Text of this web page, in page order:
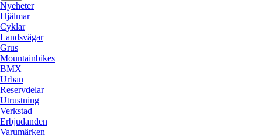
Nyeheter
Hjälmar
Cyklar
Landsvägar
Grus
Mountainbikes
BMX
Urban
Reservdelar
Utrustning
Verkstad
Erbjudanden
Varumärken